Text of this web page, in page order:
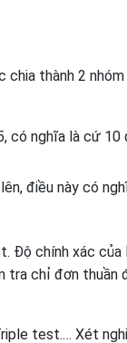
thành 2 nhóm
có nghĩa là cứ 10
điều này có
Độ chính xác
tra chỉ đơn
test.… Xét